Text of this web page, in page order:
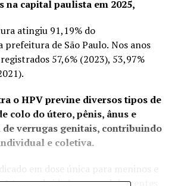
na capital paulista em 2025,
atingiu 91,19% do
prefeitura de São Paulo. Nos anos
57,6% (2023), 53,97%
o HPV previne diversos tipos de
colo do útero, pênis, ânus e
verrugas genitais, contribuindo
e coletiva.
em dose única para meninos e
14 anos de idade, para adolescentes